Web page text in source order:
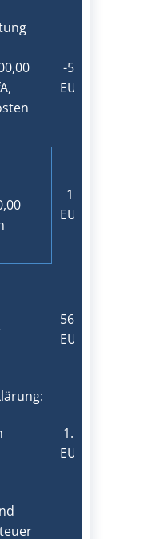
​-5.000,00
EUR
1.750,00
EUR
56.750,00
EUR
​1.137,00
EUR